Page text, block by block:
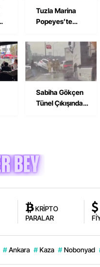
Tuzla Marina
Popeyes’te
Burger Tepki
Çekti
Sabiha Gökçen
Tünel Çıkışında
KRİPTO
PARALAR
# Ankara # Kaza # Nobonyad